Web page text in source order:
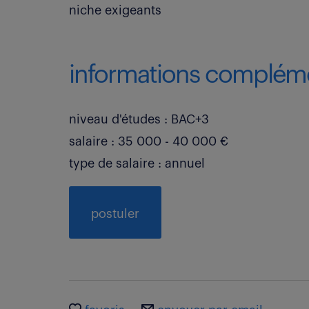
niche exigeants
informations
niveau d'études : BAC+3
salaire : 35 000 - 40 000 €
type de salaire : annuel
postuler